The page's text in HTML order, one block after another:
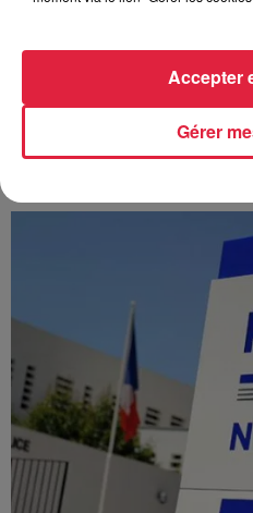
À Hoerdt, de l’eau
Depuis plusieurs jours, des
l’eau brune s’écouler de leurs
Gérer
Accepter